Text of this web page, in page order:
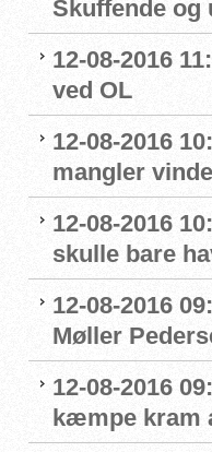
Skuffende
12-08-2016
ved OL
12-08-2016
mangler
12-08-2016
skulle bare
12-08-2016
Møller
12-08-2016
kæmpe kram